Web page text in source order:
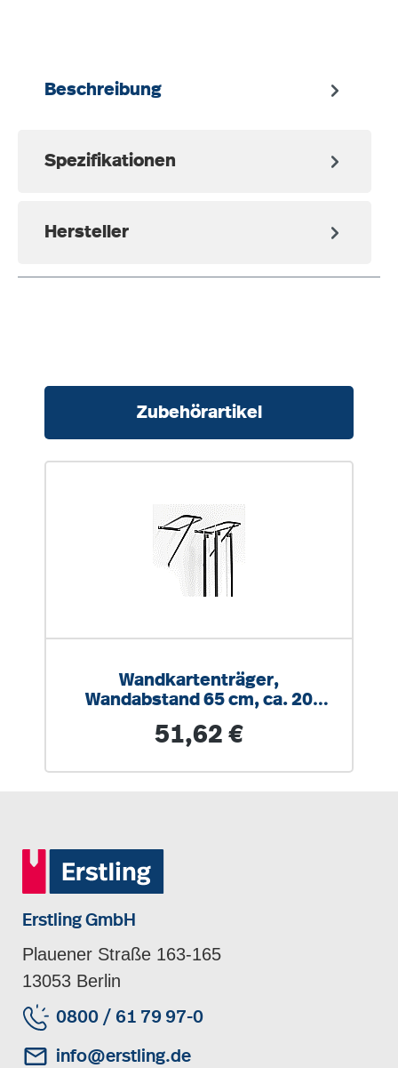
Beschreibung
Spezifikationen
Hersteller
Zubehörartikel
Wandkartenträger,
Wandabstand 65 cm, ca. 20
Regulärer Preis:
51,62 €
Erstling GmbH
Plauener Straße 163-165
13053 Berlin
0800 / 61 79 97-0
info@erstling.de